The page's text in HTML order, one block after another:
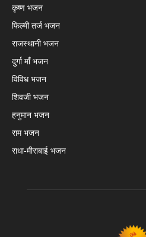
कृष्ण भजन
फिल्मी तर्ज भजन
राजस्थानी भजन
दुर्गा माँ भजन
विविध भजन
शिवजी भजन
हनुमान भजन
राम भजन
राधा-मीराबाई भजन